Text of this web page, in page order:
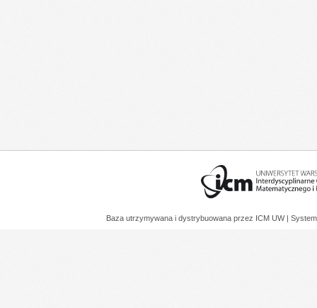
Baza utrzymywana i dystrybuowana przez ICM UW |